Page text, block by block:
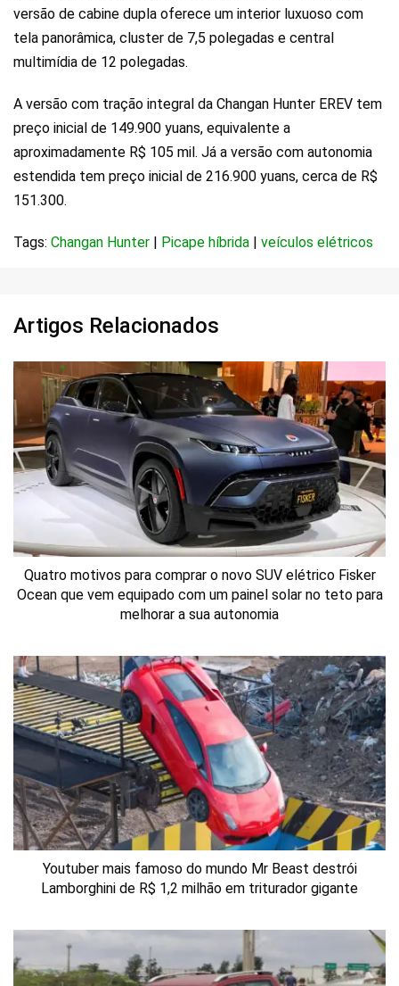
versão de cabine dupla oferece um interior luxuoso com
tela panorâmica, cluster de 7,5 polegadas e central
multimídia de 12 polegadas.
A versão com tração integral da Changan Hunter EREV tem
preço inicial de 149.900 yuans, equivalente a
aproximadamente R$ 105 mil. Já a versão com autonomia
estendida tem preço inicial de 216.900 yuans, cerca de R$
151.300.
Tags: Changan Hunter Picape híbrida veículos elétricos
Artigos Relacionados
Quatro motivos para comprar o novo SUV elétrico Fisker
Ocean que vem equipado com um painel solar no teto para
melhorar a sua autonomia
Youtuber mais famoso do mundo Mr Beast destrói
Lamborghini de R$ 1,2 milhão em triturador gigante